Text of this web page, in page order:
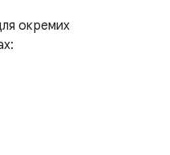
окремих